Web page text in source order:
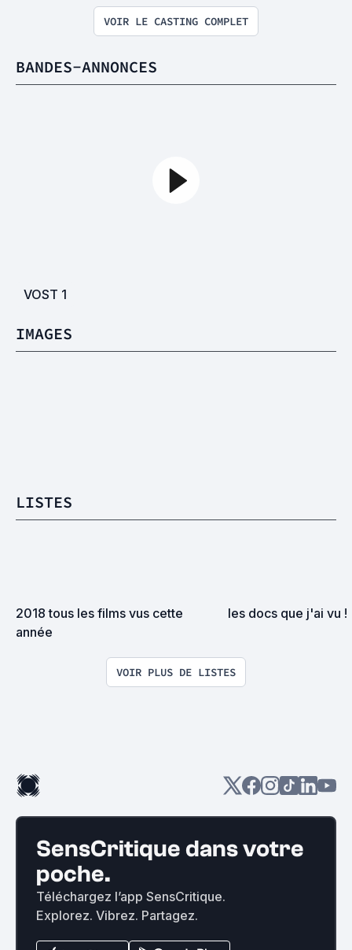
VOIR LE CASTING COMPLET
BANDES-ANNONCES
VOST 1
IMAGES
LISTES
2018 tous les films vus cette
année
les docs que j'ai vu !
VOIR PLUS DE LISTES
SensCritique dans votre
poche.
Téléchargez l’app SensCritique.
Explorez. Vibrez. Partagez.